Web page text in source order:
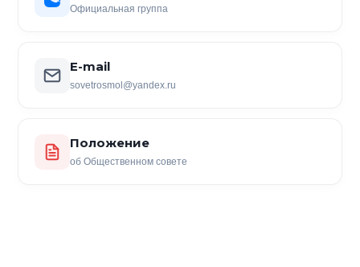
Официальная группа
E-mail
sovetrosmol@yandex.ru
Положение
об Общественном совете